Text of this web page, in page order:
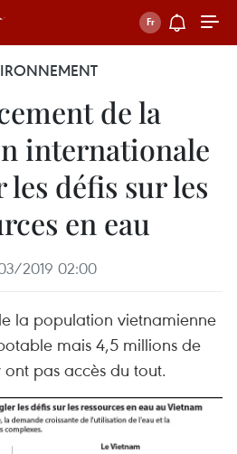
de la
internationale
défis sur les
en eau
2019 02:00
la population vietnamienne
mais 4,5 millions de
ont pas accès du tout.